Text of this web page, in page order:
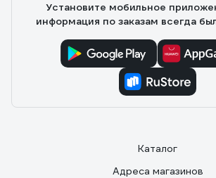
Установите мобильное
информация по заказам всегда
Каталог
Адреса магазинов